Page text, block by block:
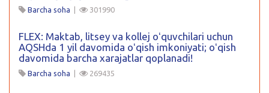
Barcha soha | 301990
FLEX: Maktab, litsey va kollej oʻquvchilari uchun
AQSHda 1 yil davomida oʻqish imkoniyati; oʻqish
davomida barcha xarajatlar qoplanadi!
Barcha soha | 269435